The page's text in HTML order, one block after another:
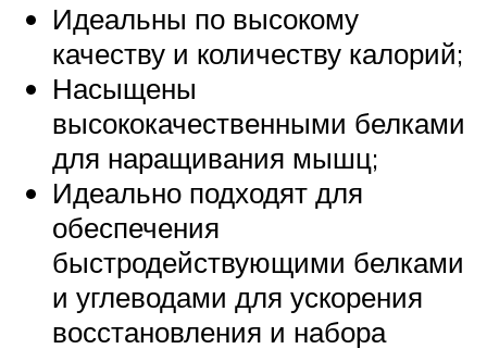
Идеальны по высокому
качеству и количеству калорий;
Насыщены
высококачественными белками
для наращивания мышц;
Идеально подходят для
обеспечения
быстродействующими белками
и углеводами для ускорения
восстановления и набора